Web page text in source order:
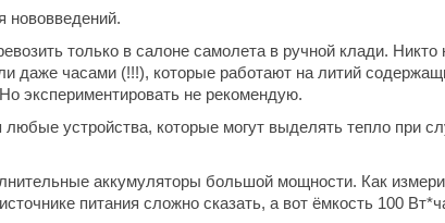
нововведений.
только в салоне самолета в ручной клади. Никто
даже часами (!!!), которые работают на литий
экспериментировать не рекомендую.
устройства, которые могут выделять тепло при
аккумуляторы большой мощности. Как
питания сложно сказать, а вот ёмкость 100